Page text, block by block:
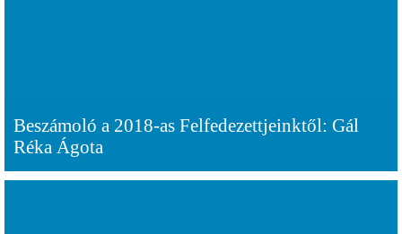
Beszámoló a 2018-as Felfedezettjeinktől: Gál
Réka Ágota